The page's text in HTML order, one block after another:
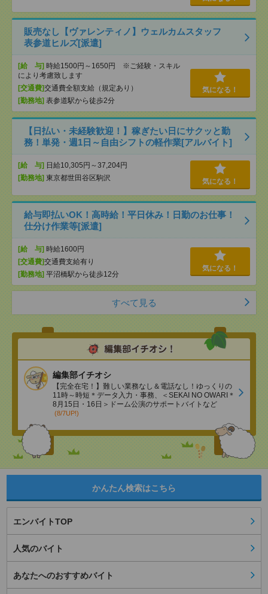
販売なし【ヴァレンティノ】ウェルカムスタッフ
表参道ヒルズ[派遣]
[給 与] 時給1500円～1650円 ※ご経験・スキル
により考慮致します
[交通費]交通費全額支給（規定あり）
[勤務地] 表参道駅から徒歩2分
気になる！
【日払い・未経験歓迎！】稼ぎたい日にサクッと勤
務！単発・週1日～自由シフトの軽作業[アルバイト]
[給 与] 日給10,305円～37,204円
[勤務地] 東京都世田谷区駒沢 気になる！
給与即払いOK！高時給！平日休み！日勤のお仕事！
仕分け作業等[派遣]
[給 与] 時給1600円
[交通費]交通費支給有り
[勤務地] 平沼橋駅から徒歩12分
気になる！
すべて見る
編集部イチオシ
【完全在宅！】難しい業務なし＆電話なし！ゆっくりの
11時～時短＊データ入力・事務、＜SEKAI NO OWARI＊
8月15日・16日＞ドーム公演のサポートバイトなど
(8/7UP!)
かんたん検索はこちら
エンバイトTOP
人気のバイト
あなたへのおすすめバイト